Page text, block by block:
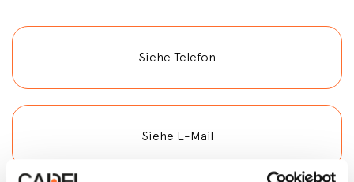
Siehe Telefon
Siehe E-Mail